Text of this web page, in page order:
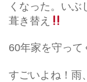
くなった。いぶ
葺き替え
60年家を守って
すごいよね！雨